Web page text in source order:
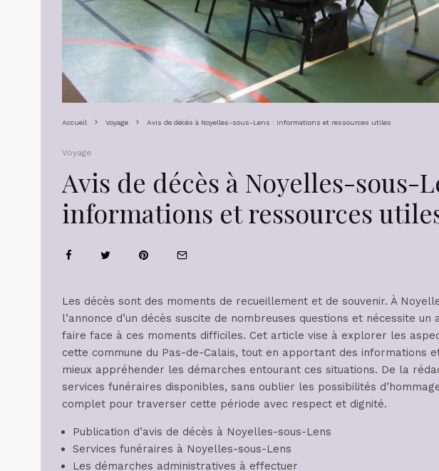
Accueil Voyage Avis de décès à Noyelles-sous-Lens : informations et ressources utiles
Voyage
Avis de décès à Noyelles-sous-
informations et ressources
Les décès sont des moments de recueillement et de souvenir. À
l’annonce d’un décès suscite de nombreuses questions et nécessite
faire face à ces moments difficiles. Cet article vise à explorer les
cette commune du Pas-de-Calais, tout en apportant des informations
mieux appréhender les démarches entourant ces situations. De la
services funéraires disponibles, sans oublier les possibilités
complet pour traverser cette période avec respect et dignité.
Publication d’avis de décès à Noyelles-sous-Lens
Services funéraires à Noyelles-sous-Lens
Les démarches administratives à effectuer